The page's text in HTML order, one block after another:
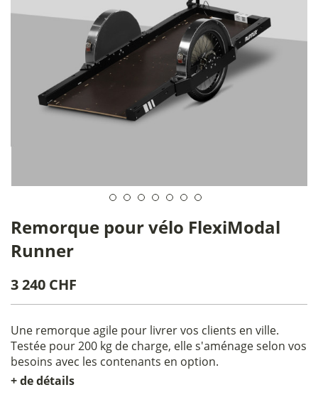
Remorque pour vélo FlexiModal
Runner
3 240 CHF
Une remorque agile pour livrer vos clients en ville.
Testée pour 200 kg de charge, elle s'aménage selon vos
besoins avec les contenants en option.
+ de détails